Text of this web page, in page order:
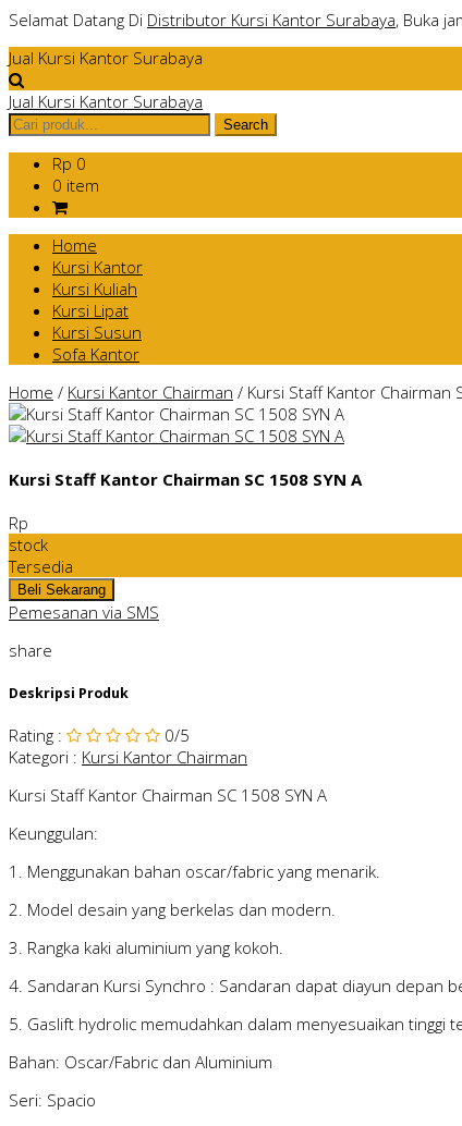
Selamat Datang Di Distributor Kursi Kantor Surabaya, Buka
Jual Kursi Kantor Surabaya
Jual Kursi Kantor Surabaya
Rp 0
0 item
Home
Kursi Kantor
Kursi Kuliah
Kursi Lipat
Kursi Susun
Sofa Kantor
Home / Kursi Kantor Chairman / Kursi Staff Kantor Chairman
Kursi Staff Kantor Chairman SC 1508 SYN A
Rp
stock
Tersedia
Pemesanan via SMS
share
Deskripsi Produk
Rating : 0/5
Kategori : Kursi Kantor Chairman
Kursi Staff Kantor Chairman SC 1508 SYN A
Keunggulan:
1. Menggunakan bahan oscar/fabric yang menarik.
2. Model desain yang berkelas dan modern.
3. Rangka kaki aluminium yang kokoh.
4. Sandaran Kursi Synchro : Sandaran dapat diayun depan
5. Gaslift hydrolic memudahkan dalam menyesuaikan tinggi
Bahan: Oscar/Fabric dan Aluminium
Seri: Spacio